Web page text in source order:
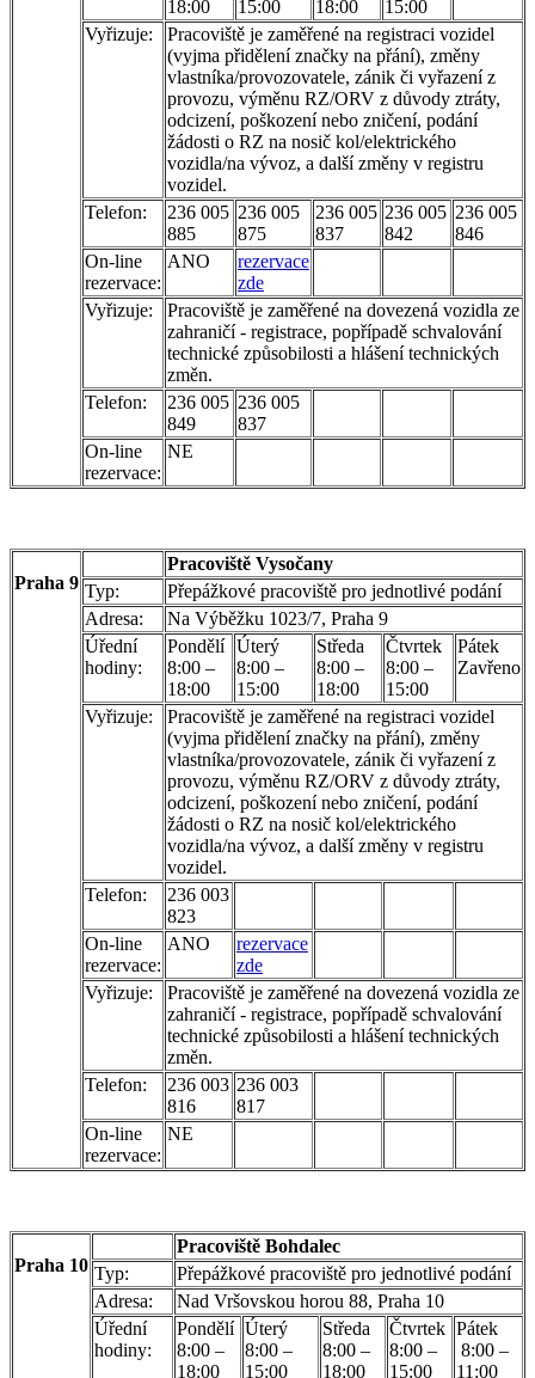
18:00 15:00 18:00
15:00
Vyřizuje:
Pracoviště je zaměřené na registraci vozidel
(vyjma přidělení značky na přání), změny
vlastníka/provozovatele, zánik či vyřazení z
provozu, výměnu RZ/ORV z důvody ztráty,
odcizení, poškození nebo zničení, podání
žádosti o RZ na nosič kol/elektrického
vozidla/na vývoz, a další změny v registru
vozidel.
Telefon:
236 005
885
236 005
875
236 005
837
236 005
842
236 005
846
On-line
rezervace:
ANO
rezervace
zde
Vyřizuje:
Pracoviště je zaměřené na dovezená vozidla ze
zahraničí - registrace, popřípadě schvalování
technické způsobilosti a hlášení technických
změn.
Telefon:
236 005
849
236 005
837
On-line
rezervace:
NE
Praha 9
Pracoviště Vysočany
Typ:
Přepážkové pracoviště pro jednotlivé podání
Adresa:
Na Výběžku 1023/7, Praha 9
Úřední
hodiny:
Pondělí
8:00 –
18:00
Úterý
8:00 –
15:00
Středa
8:00 –
18:00
Čtvrtek
8:00 –
15:00
Pátek
Zavřeno
Vyřizuje:
Pracoviště je zaměřené na registraci vozidel
(vyjma přidělení značky na přání), změny
vlastníka/provozovatele, zánik či vyřazení z
provozu, výměnu RZ/ORV z důvody ztráty,
odcizení, poškození nebo zničení, podání
žádosti o RZ na nosič kol/elektrického
vozidla/na vývoz, a další změny v registru
vozidel.
Telefon:
236 003
823
On-line
rezervace:
ANO
rezervace
zde
Vyřizuje:
Pracoviště je zaměřené na dovezená vozidla ze
zahraničí - registrace, popřípadě schvalování
technické způsobilosti a hlášení technických
změn.
Telefon:
236 003
816
236 003
817
On-line
rezervace:
NE
Praha 10
Pracoviště Bohdalec
Typ:
Přepážkové pracoviště pro jednotlivé podání
Adresa:
Nad Vršovskou horou 88, Praha 10
Úřední
hodiny:
Pondělí
8:00 –
18:00
Úterý
8:00 –
15:00
Středa
8:00 –
18:00
Čtvrtek
8:00 –
15:00
Pátek
8:00 –
11:00